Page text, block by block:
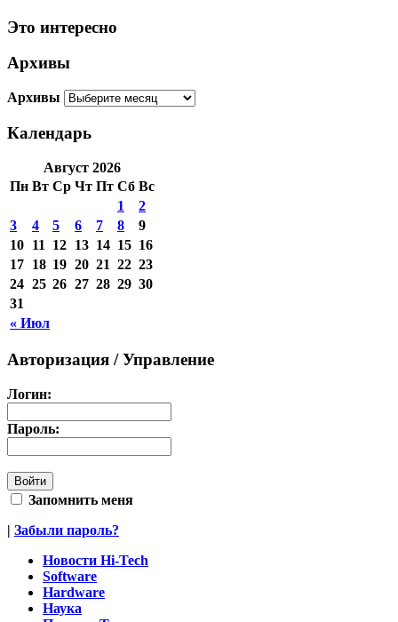
Это интересно
Архивы
Архивы
Календарь
Август 2026
Пн Вт Ср Чт Пт Сб Вс
« Июл
1
2
3
4 5 6 7 8
9
10 11 12 13 14 15 16
17 18 19 20 21 22 23
24 25 26 27 28 29 30
31
Авторизация / Управление
Логин:
Пароль:
Запомнить меня
| Забыли пароль?
Новости Hi-Tech
Software
Hardware
Наука